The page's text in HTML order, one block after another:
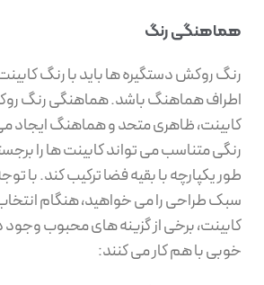
هماهنگی رنگ
رنگ روکش دستگیره ها باید با رنگ
اطراف هماهنگ باشد. هماهنگی رنگ
کابینت، ظاهری متحد و هماهنگ ایجاد
رنگی متناسب می تواند کابینت ها را
طور یکپارچه با بقیه فضا ترکیب کند. با
سبک طراحی را می خواهید، هنگام
کابینت، برخی از گزینه های محبوب وجود
خوبی با هم کار می کنند: